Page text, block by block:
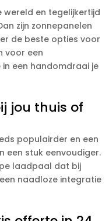
wereld en tegelijkertijd
zijn zonnepanelen
de beste opties voor
voor een
een handomdraai je
jou thuis of
populairder en een
een stuk eenvoudiger.
laadpaal dat bij
naadloze integratie